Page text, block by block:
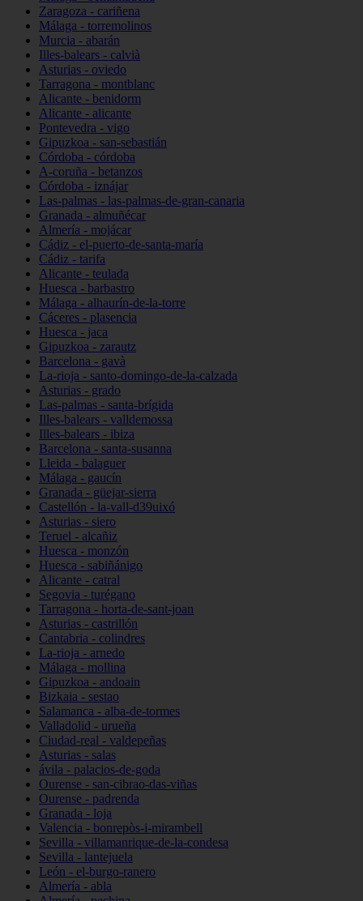
Zaragoza - cariñena
Málaga - torremolinos
Murcia - abarán
Illes-balears - calvià
Asturias - oviedo
Tarragona - montblanc
Alicante - benidorm
Alicante - alicante
Pontevedra - vigo
Gipuzkoa - san-sebastián
Córdoba - córdoba
A-coruña - betanzos
Córdoba - iznájar
Las-palmas - las-palmas-de-gran-canaria
Granada - almuñécar
Almería - mojácar
Cádiz - el-puerto-de-santa-maría
Cádiz - tarifa
Alicante - teulada
Huesca - barbastro
Málaga - alhaurín-de-la-torre
Cáceres - plasencia
Huesca - jaca
Gipuzkoa - zarautz
Barcelona - gavà
La-rioja - santo-domingo-de-la-calzada
Asturias - grado
Las-palmas - santa-brígida
Illes-balears - valldemossa
Illes-balears - ibiza
Barcelona - santa-susanna
Lleida - balaguer
Málaga - gaucín
Granada - güejar-sierra
Castellón - la-vall-d39uixó
Asturias - siero
Teruel - alcañiz
Huesca - monzón
Huesca - sabiñánigo
Alicante - catral
Segovia - turégano
Tarragona - horta-de-sant-joan
Asturias - castrillón
Cantabria - colindres
La-rioja - arnedo
Málaga - mollina
Gipuzkoa - andoain
Bizkaia - sestao
Salamanca - alba-de-tormes
Valladolid - urueña
Ciudad-real - valdepeñas
Asturias - salas
ávila - palacios-de-goda
Ourense - san-cibrao-das-viñas
Ourense - padrenda
Granada - loja
Valencia - bonrepòs-i-mirambell
Sevilla - villamanrique-de-la-condesa
Sevilla - lantejuela
León - el-burgo-ranero
Almería - abla